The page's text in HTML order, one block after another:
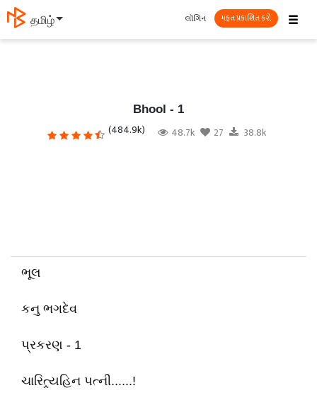
தமிழ் ☰
લૉગિન મફત પ્રકાશિત કરો
Bhool - 1
(484.9k) 48.7k 27 38.8k
ભૂલ
કનુ ભગદેવ
પ્રકરણ - 1
ચારિત્ર્યહિન પત્ની......!